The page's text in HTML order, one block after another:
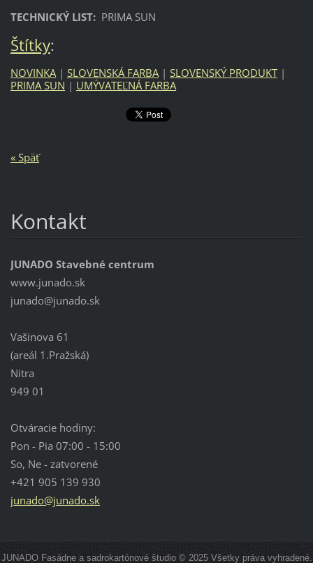
TECHNICKÝ LIST: PRIMA SUN
Štítky:
NOVINKA | SLOVENSKÁ FARBA | SLOVENSKÝ PRODUKT |
PRIMA SUN | UMÝVATEĽNÁ FARBA
« Späť
Kontakt
JUNADO Stavebné centrum
www.junado.sk
junado@junado.sk
Vašinova 61
(areál 1.Pražská)
Nitra
949 01
Otváracie hodiny:
Pon - Pia 07:00 - 15:00
So, Ne - zatvorené
+421 905 139 930
junado@junado.sk
JUNADO Fasádne a sadrokartónové študio © 2025 Všetky práva vyhradené.